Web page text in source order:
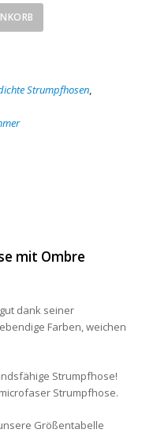
Strumpfhosen,
mit Ombre
dank seiner
Farben, weichen
Strumpfhose!
Strumpfhose.
Größentabelle